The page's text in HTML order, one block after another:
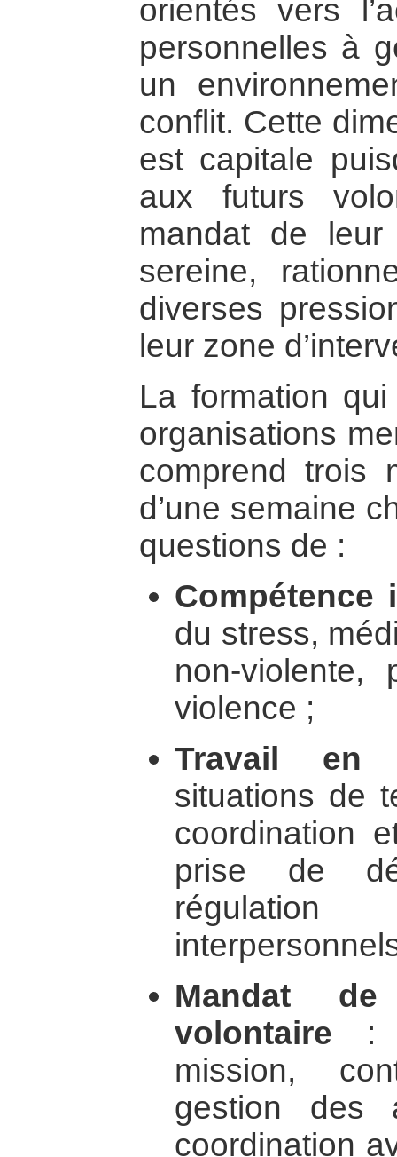
orientés vers
personnelles à
un
conflit. Cette
est capitale
aux futurs
mandat de
sereine,
diverses
leur zone
La formation
organisations
comprend trois
d’une semaine
questions de :
Compétence
du stress,
non-violente,
violence ;
Travail en
situations de
coordination
prise de
Mandat
volontaire :
mission,
gestion des
coordination